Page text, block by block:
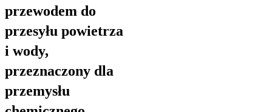
przewodem do
przesyłu powietrza
i wody,
przeznaczony dla
przemysłu